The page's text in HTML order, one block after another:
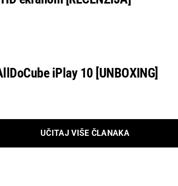
iPlay 10 [UNBOXING]
UČITAJ VIŠE ČLANAKA